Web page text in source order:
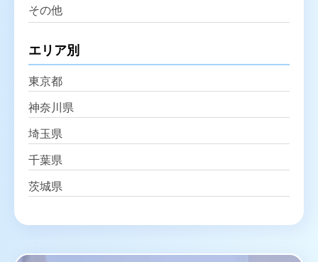
その他
エリア別
東京都
神奈川県
埼玉県
千葉県
茨城県